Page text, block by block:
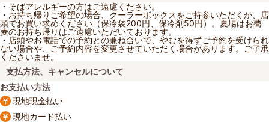
・そばアレルギーの方はご遠慮ください。
・お持ち帰りご希望の場合、クーラーボックスをご持参いただくか、店
頭でお買い求めください（保冷袋200円、保冷剤50円）。夏場はお蕎
麦のお持ち帰りはご遠慮いただいております。
・店頭やお電話での予約との兼ね合いで、やむを得ずご予約を受けられ
ない場合や、ご予約内容を変更させていただく場合があります。ご了承
くださいませ。
支払方法、キャンセルについて
お支払い方法
現地現金払い
現地カード払い